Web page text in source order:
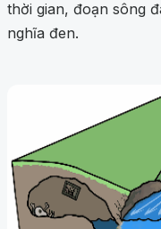
thời gian, đoạn sông
nghĩa đen.